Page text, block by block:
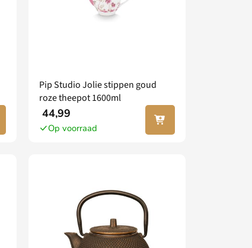
Pip Studio Jolie stippen goud
roze theepot 1600ml
44,99
Op voorraad
In jouw
winkel